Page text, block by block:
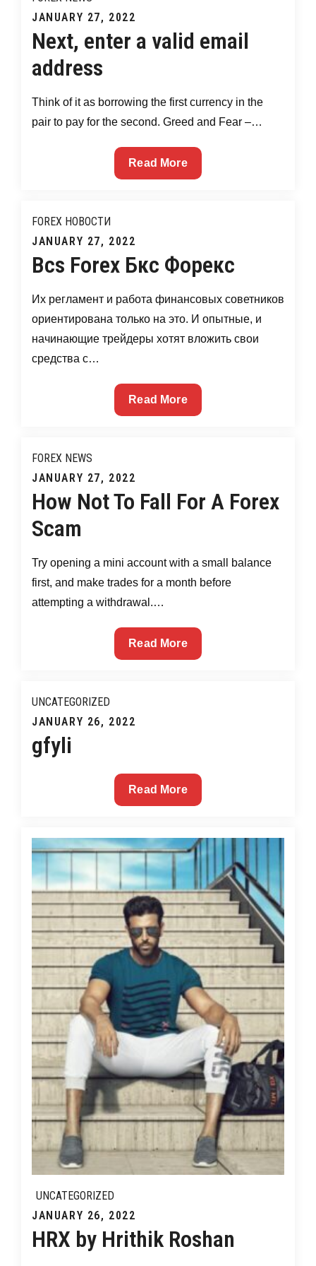
Форекс
Ночные
Стратегии
Posted
on
JANUARY 27, 2022
Next, enter a valid email
address
Think of it as borrowing the first currency in the
pair to pay for the second. Greed and Fear –…
Next,
enter
email
address
Read More
FOREX НОВОСТИ
Posted
on
JANUARY 27, 2022
Bcs Forex Бкс Форекс
Их регламент и работа финансовых советников
ориентирована только на это. И опытные, и
начинающие трейдеры хотят вложить свои
средства с…
Bcs
Forex
Read More
FOREX NEWS
Posted
on
JANUARY 27, 2022
How Not To Fall For A Forex
Scam
Try opening a mini account with a small balance
first, and make trades for a month before
attempting a withdrawal.…
How
Not
For
Scam
Read More
UNCATEGORIZED
Posted
on
JANUARY 26, 2022
gfyli
gfyli
Read More
UNCATEGORIZED
Posted
on
JANUARY 26, 2022
HRX by Hrithik Roshan